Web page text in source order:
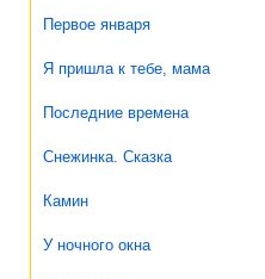
Первое января
Я пришла к тебе, мама
Последние времена
Снежинка. Сказка
Камин
У ночного окна